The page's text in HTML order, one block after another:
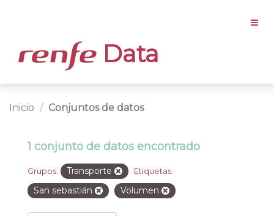
Data
Inicio Conjuntos de datos
1 conjunto de datos encontrado
Grupos: Transporte Etiquetas:
San sebastián Volumen